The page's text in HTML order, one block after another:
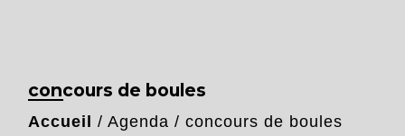
concours de boules
Accueil / Agenda / concours de boules